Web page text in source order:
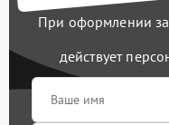
При оформлении
действует